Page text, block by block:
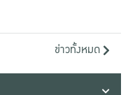
ข่าวทั้งหมด